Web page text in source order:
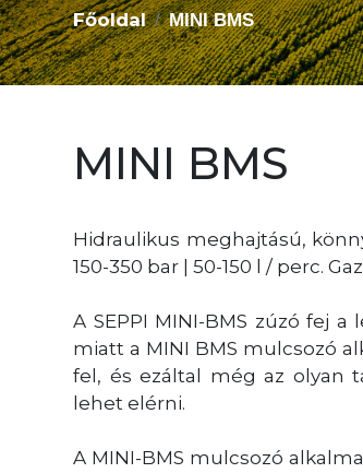
Főoldal MINI BMS
MINI BMS
Hidraulikus meghajtású,
150-350 bar | 50-150 l / perc.
A SEPPI MINI-BMS zúzó fej
miatt a MINI BMS mulcsozó
fel, és ezáltal még az olyan
lehet elérni.
A MINI-BMS mulcsozó